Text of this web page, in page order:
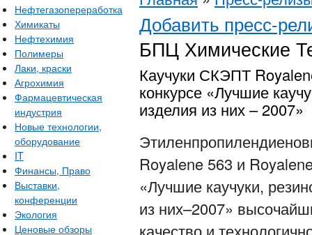
Нефтегазопереработка
Химикаты
Нефтехимия
Полимеры
Лаки, краски
Агрохимия
Фармацевтическая
индустрия
Новые технологии,
оборудование
IT
Финансы, Право
Выставки,
конференции
Экология
Ценовые обзоры
Добавить пресс-
БПЦ Химические
Каучуки СКЭПТ
конкурсе «Лучшие
изделия из них – 2007»
Royalene 563 и
«Лучшие каучуки,
из них–2007»
качество и